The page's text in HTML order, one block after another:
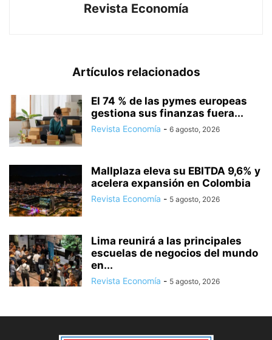
Revista Economía
Artículos relacionados
El 74 % de las pymes europeas
gestiona sus finanzas fuera...
Revista Economía - 6 agosto, 2026
Mallplaza eleva su EBITDA 9,6% y
acelera expansión en Colombia
Revista Economía - 5 agosto, 2026
Lima reunirá a las principales
escuelas de negocios del mundo
en...
Revista Economía - 5 agosto, 2026